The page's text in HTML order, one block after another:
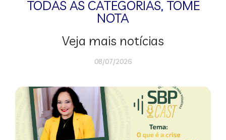
TODAS AS CATEGORIAS, TOME
NOTA
Veja mais notícias
08/07/2026